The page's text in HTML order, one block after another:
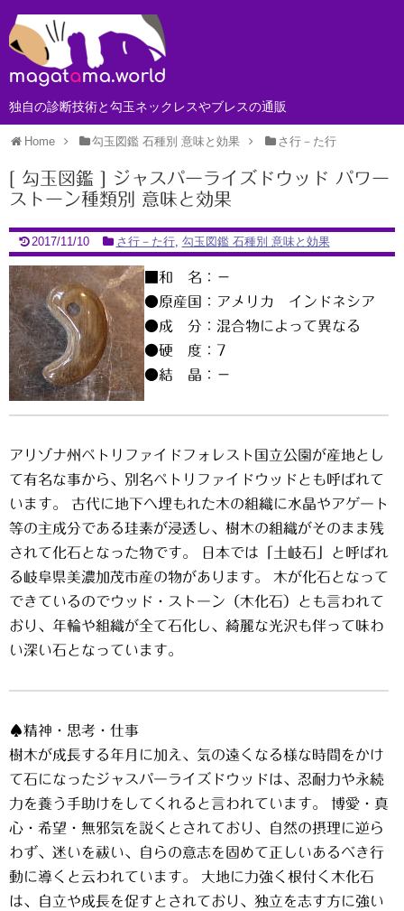
独自の診断技術と勾玉ネックレスやブレスの通販
Home 勾玉図鑑 石種別 意味と効果 さ行－た行
[ 勾玉図鑑 ] ジャスパーライズドウッド パワー
ストーン種類別 意味と効果
2017/11/10 さ行－た行, 勾玉図鑑 石種別 意味と効果
■和 名：－
●原産国：アメリカ インドネシア
●成 分：混合物によって異なる
●硬 度：7
●結 晶：－
アリゾナ州ペトリファイドフォレスト国立公園が産地とし
て有名な事から、別名ペトリファイドウッドとも呼ばれて
います。 古代に地下へ埋もれた木の組織に水晶やアゲート
等の主成分である珪素が浸透し、樹木の組織がそのまま残
されて化石となった物です。 日本では「土岐石」と呼ばれ
る岐阜県美濃加茂市産の物があります。 木が化石となって
できているのでウッド・ストーン（木化石）とも言われて
おり、年輪や組織が全て石化し、綺麗な光沢も伴って味わ
い深い石となっています。
♠精神・思考・仕事
樹木が成長する年月に加え、気の遠くなる様な時間をかけ
て石になったジャスパーライズドウッドは、忍耐力や永続
力を養う手助けをしてくれると言われています。 博愛・真
心・希望・無邪気を説くとされており、自然の摂理に逆ら
わず、迷いを祓い、自らの意志を固めて正しいあるべき行
動に導くと云われています。 大地に力強く根付く木化石
は、自立や成長を促すとされており、独立を志す方に強い